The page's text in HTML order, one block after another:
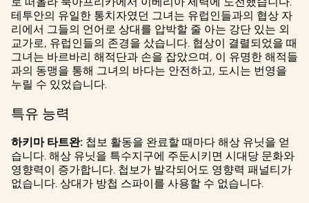
p
t
&
P
l
a
y
테투안의 유일한 통치자였던 그녀는 유럽인들과의 협상 자
리에서 그들의 언어로 상대를 압박할 줄 아는 강단 있는 외
교가로, 유럽인들의 존경을 샀습니다. 협상이 결렬되었을 때
그녀는 바르바리 해적단과 손을 잡았으며, 이 유명한 해적들
과의 동맹을 통해 그녀의 바다는 안전하고, 도시는 번영을
누릴 수 있었습니다.
특유 능력
하키마 타트완: 첩보 활동을 완료할 때마다 해상 유닛을 얻
습니다. 해상 유닛을 특수지구에 주둔시키면 시대당 문화와
영향력이 증가합니다. 첩보가 발각되어도 영향력 패널티가
없습니다. 상대가 방첩 스파이를 사용할 수 없습니다.